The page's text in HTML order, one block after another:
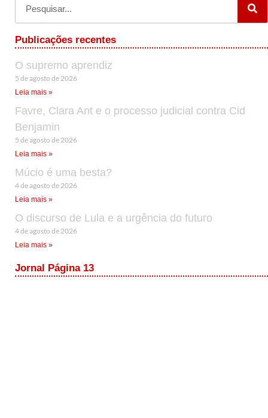
Publicações recentes
O supremo aprendiz
5 de agosto de 2026
Leia mais »
Favre, Clara Ant e o processo judicial contra Cid
Benjamin
5 de agosto de 2026
Leia mais »
Múcio é uma besta?
4 de agosto de 2026
Leia mais »
O discurso de Lula e a urgência do futuro
4 de agosto de 2026
Leia mais »
Jornal Página 13